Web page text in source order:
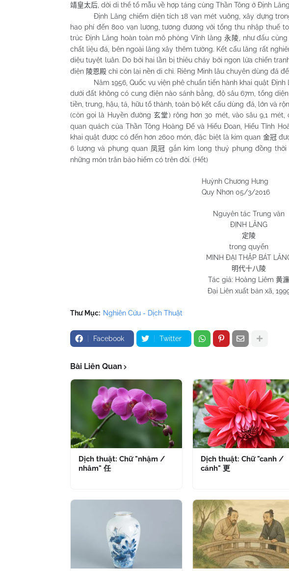
靖皇太后 , dời di thể tổ mẫu về hợp táng cùng Thần Tông ở Định
Định Lăng chiếm diện tích 18 vạn mét vuông, xây dựng
hao phí đến 800 vạn lượng, tương đương với tổng thu nhập thuế
trúc Định Lăng hoàn toàn mô phỏng Vĩnh lăng 永陵 , như đấu
chất liệu đá, bên ngoài lăng xây thêm tường. Kết cấu lăng rất
diệu tuyệt luân. Do bởi hai lần bị thiêu cháy bởi ngọn lửa chiến
điện 陵恩殿 chỉ còn lại nền di chỉ. Riêng Minh lâu chuyên dùng đá
Năm 1956, Quốc vụ viện phê chuẩn tiến hành khai quật
dưới đất không có cung điện nào sánh bằng, độ sâu 67m, tổng
tiền, trung, hậu, tả, hữu tổ thành, toàn bộ kết cấu dùng đá, lớn và
(còn gọi là Huyền đường玄堂 ) rộng hơn 30 mét, vào sâu 9,1
quan quách của Thần Tông Hoàng Đế và Hiếu Đoan, Hiếu Tĩnh
khai quật được có đến hơn 2600 món, đặc biệt là kim quan 金冠
6 lượng và phụng quan 凤冠 gắn kim long thuý phụng đồng
những món trân bảo hiếm có trên đời. (Hết)
Huỳnh Chương Hưng
Quy Nhơn 05/3/2016
Nguyên tác Trung văn
ĐỊNH LĂNG
定陵
trong quyển
MINH ĐẠI THẬP BÁT
明代十八陵
Tác giả: Hoàng Liêm 黄濂
Đại Liên xuất bản xã,
Thư Mục: Nghiên Cứu - Dịch Thuật
Facebook Twitter
Bài Liên Quan
Dịch thuật: Chữ "nhậm /
nhâm" 任
Dịch thuật: Chữ "canh /
cánh" 更